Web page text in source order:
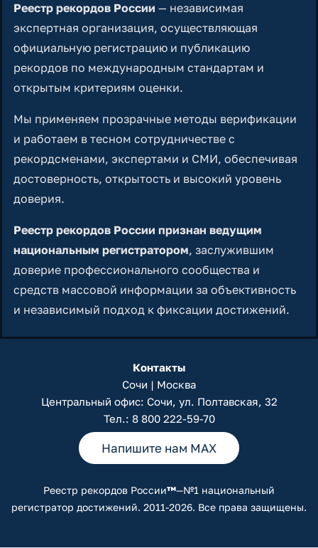
Реестр рекордов России — независимая
экспертная организация, осуществляющая
официальную регистрацию и публикацию
рекордов по международным стандартам и
открытым критериям оценки.
Мы применяем прозрачные методы верификации
и работаем в тесном сотрудничестве с
рекордсменами, экспертами и СМИ, обеспечивая
достоверность, открытость и высокий уровень
доверия.
Реестр рекордов России признан ведущим
национальным регистратором, заслужившим
доверие профессионального сообщества и
средств массовой информации за объективность
и независимый подход к фиксации достижений.
Контакты
Сочи | Москва
Центральный офис: Сочи, ул. Полтавская, 32
Тел.: 8 800 222-59-70
Напишите нам MAX
Реестр рекордов России™—№1 национальный
регистратор достижений. 2011-2026. Все права защищены.